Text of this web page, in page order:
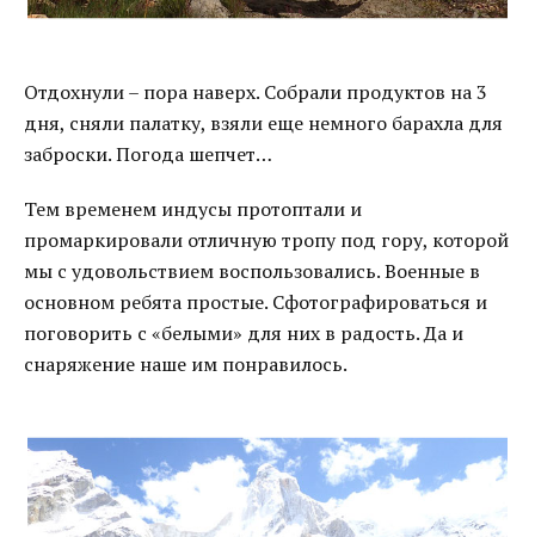
Отдохнули – пора наверх. Собрали продуктов на 3
дня, сняли палатку, взяли еще немного барахла для
заброски. Погода шепчет…
Тем временем индусы протоптали и
промаркировали отличную тропу под гору, которой
мы с удовольствием воспользовались. Военные в
основном ребята простые. Сфотографироваться и
поговорить с «белыми» для них в радость. Да и
снаряжение наше им понравилось.